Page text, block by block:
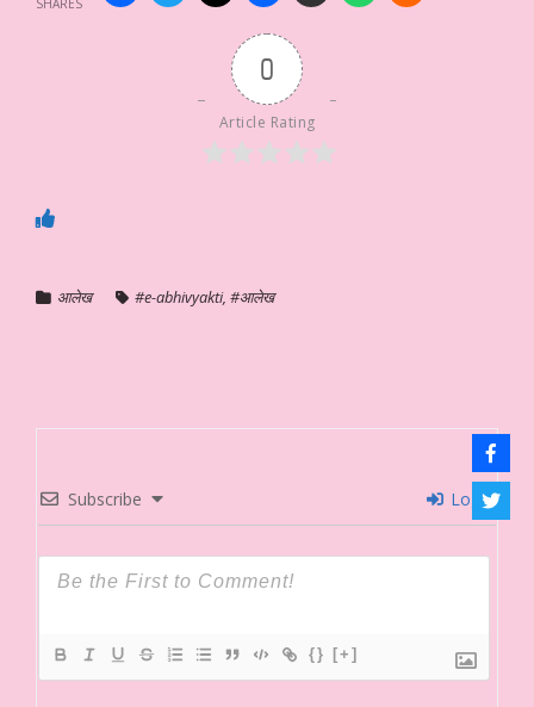
0
Article Rating
आलेख #e-abhivyakti, #आलेख
Subscribe Login
{} [+]